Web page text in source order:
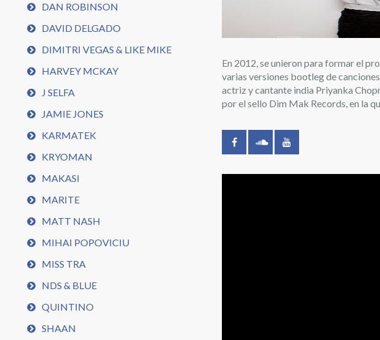
DAN ROBINSON
DAVID DELGADO
DIMITRI VEGAS & LIKE MIKE
HARVEY MCKAY
J SELFA
JAMIE JONES
KARMATEK
KRYOMAN
MAKASI
MARITE
MATT NASH
MIHAI POPOVICIU
MISS TRA
NDS & BLUE
QUINTINO
SHAAN
En 2012, se unieron para formar el
varias versiones bootleg de
actriz y cantante india Priyanka
por el sello Dim Mak Records, en la